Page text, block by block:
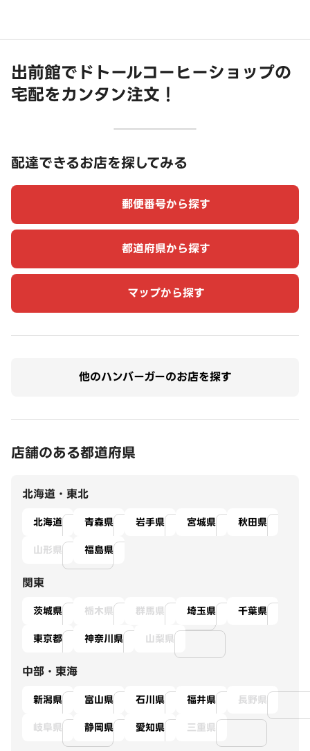
出前館でドトールコーヒーショップの
宅配をカンタン注文！
配達できるお店を探してみる
郵便番号から探す
都道府県から探す
マップから探す
他のハンバーガーのお店を探す
店舗のある都道府県
北海道・東北
北海道 青森県 岩手県 宮城県
秋田県
山形県
福島県
関東
茨城県 栃木県 群馬県 埼玉県
千葉県
東京都
神奈川県 山梨県
中部・東海
新潟県 富山県 石川県 福井県
長野県
岐阜県
静岡県 愛知県 三重県